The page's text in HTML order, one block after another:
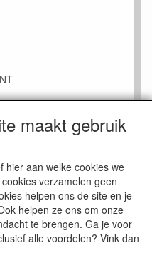
maakt gebruik
hier aan welke cookies we
verzamelen geen
helpen ons de site en je
helpen ze ons om onze
te brengen. Ga je voor
alle voordelen? Vink dan